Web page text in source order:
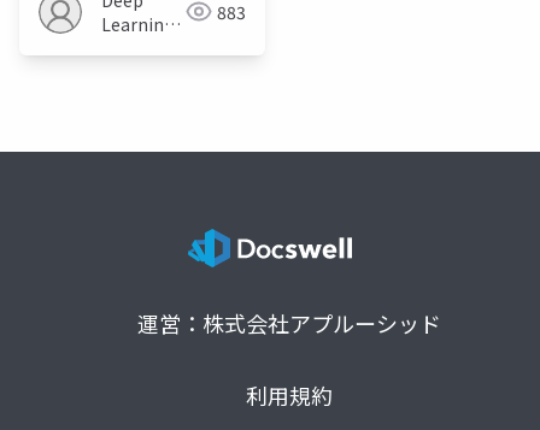
Representations
Learning
883
運営：株式会社アプルーシッド
利用規約